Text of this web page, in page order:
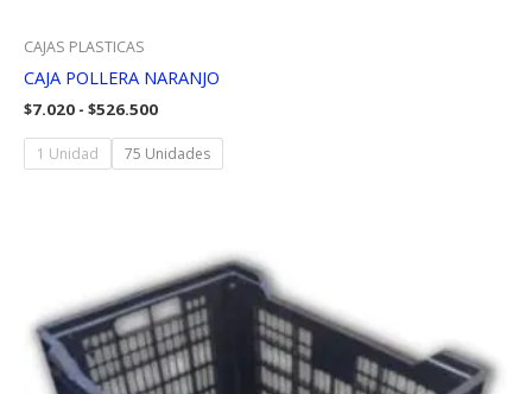
CAJAS PLASTICAS
CAJA POLLERA NARANJO
$7.020 - $526.500Rango
precios:
desde
1 Unidad 75 Unidades